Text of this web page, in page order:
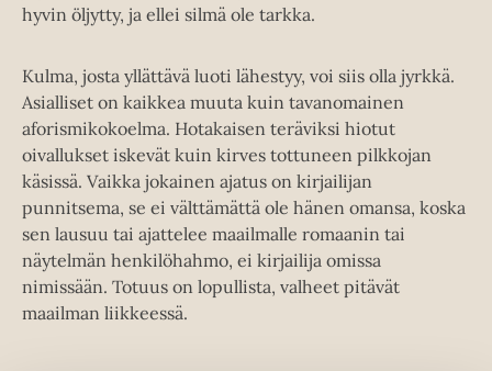
hyvin öljytty, ja ellei silmä ole tarkka.
Kulma, josta yllättävä luoti lähestyy, voi siis olla jyrkkä.
Asialliset on kaikkea muuta kuin tavanomainen
aforismikokoelma. Hotakaisen teräviksi hiotut
oivallukset iskevät kuin kirves tottuneen pilkkojan
käsissä. Vaikka jokainen ajatus on kirjailijan
punnitsema, se ei välttämättä ole hänen omansa, koska
sen lausuu tai ajattelee maailmalle romaanin tai
näytelmän henkilöhahmo, ei kirjailija omissa
nimissään. Totuus on lopullista, valheet pitävät
maailman liikkeessä.